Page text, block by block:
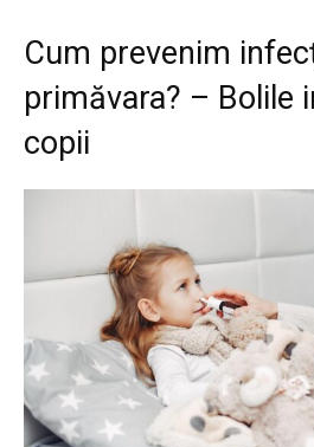
Cum prevenim
primăvara? – Bolile
copii